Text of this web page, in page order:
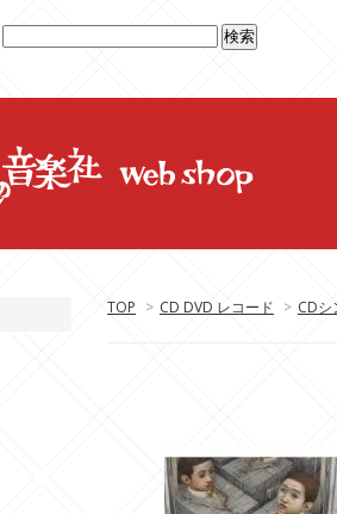
TOP > CD DVD レコード > CDシ